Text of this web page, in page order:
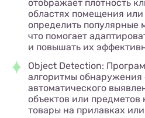
отображает плотность
областях помещения или
определить популярные
что помогает
и повышать их
Object Detection:
алгоритмы обнаружения
автоматического
объектов или предметов
товары на прилавках